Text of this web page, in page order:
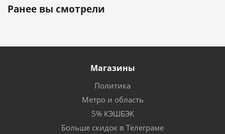
Ранее вы смотрели
Магазины
Политика
Метро и область
5% КЭШБЭК
Больше скидок в Телеграме